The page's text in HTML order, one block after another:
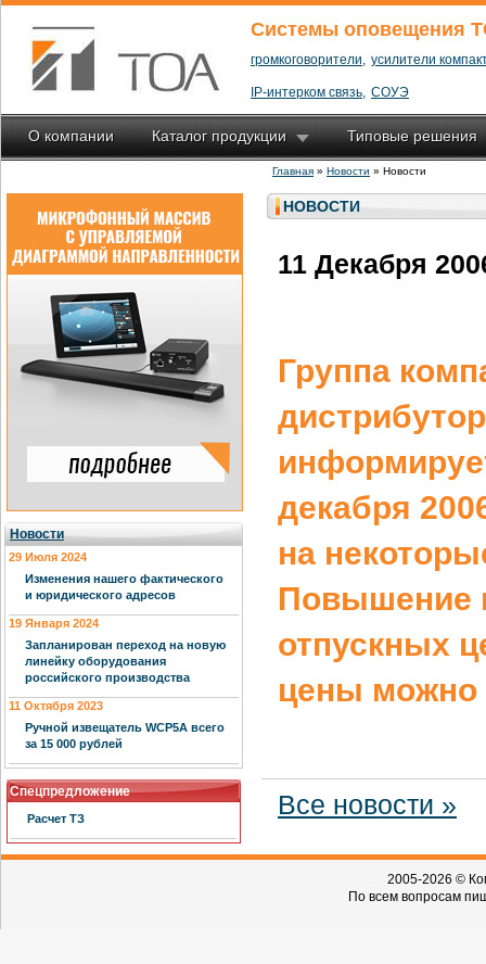
Системы оповещения
громкоговорители, усилители
IP-интерком связь, СОУЭ
О компании Каталог продукции Типовые решения
Главная » Новости » Новости
Новости
29 Июля 2024
Изменения нашего фактического
и юридического адресов
19 Января 2024
Запланирован переход на новую
линейку оборудования
российского производства
11 Октября 2023
Ручной извещатель WCP5A всего
за 15 000 рублей
Спецпредложение
Расчет ТЗ
НОВОСТИ
11 Декабря
Группа
декабря
на
Повышение
отпускных
цены можно
Все новости »
2005-2026 ©
По всем вопросам